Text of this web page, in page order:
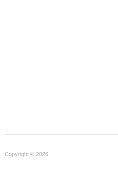
Copyright © 2026